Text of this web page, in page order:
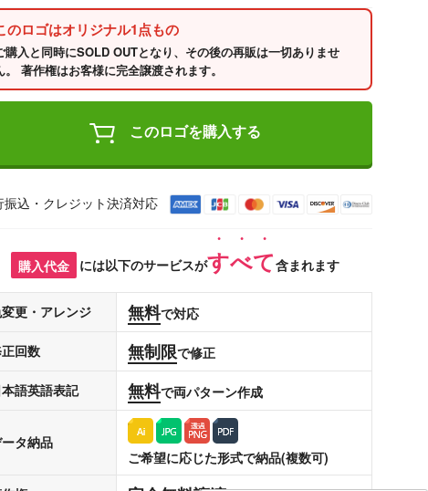
のロゴはオリジナル1点もの
購入と同時にSOLD OUTとなり、その後の再販は一切ありませ
。 著作権はお客様に完全譲渡されます。
このロゴを購入する
振込・クレジット決済対応
購入代金 には以下のサービスがすべて含まれます
更・アレンジ 無料で対応
回数 無制限で修正
本語英語表記 無料で両パターン作成
タ納品
ご希望に応じた形式で納品(複数可)